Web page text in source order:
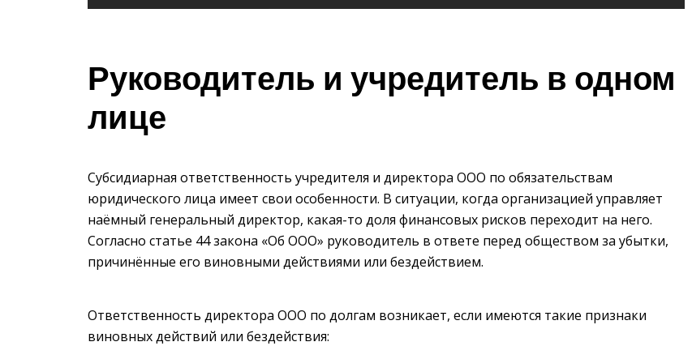
Руководитель и учредитель в одном
лице
Субсидиарная ответственность учредителя и директора ООО по обязательствам
юридического лица имеет свои особенности. В ситуации, когда организацией управляет
наёмный генеральный директор, какая-то доля финансовых рисков переходит на него.
Согласно статье 44 закона «Об ООО» руководитель в ответе перед обществом за убытки,
причинённые его виновными действиями или бездействием.
Ответственность директора ООО по долгам возникает, если имеются такие признаки
виновных действий или бездействия: